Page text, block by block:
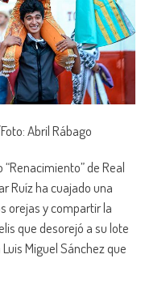
Abril Rábago
de Real
Ruíz ha cuajado una
orejas y compartir la
que desorejó a su lote
Miguel Sánchez que